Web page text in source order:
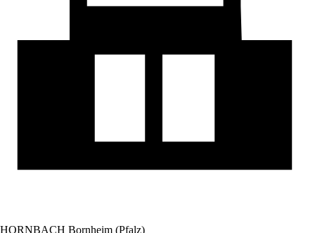
HORNBACH Bornheim (Pfalz)